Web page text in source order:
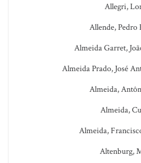
Allegri,
Allende, Pedro
Almeida Garret,
Almeida Prado, José
Almeida,
Almeida,
Almeida,
Altenburg,